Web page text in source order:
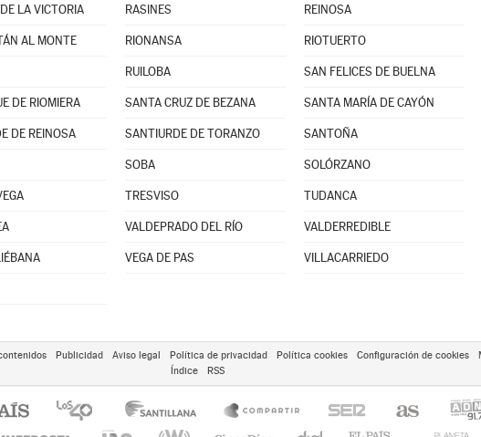
LA VICTORIA RASINES REINOSA
AL MONTE RIONANSA RIOTUERTO
RUILOBA SAN FELICES DE BUELNA
DE RIOMIERA SANTA CRUZ DE BEZANA SANTA MARÍA DE CAYÓN
DE REINOSA SANTIURDE DE TORANZO SANTOÑA
SOBA SOLÓRZANO
TRESVISO TUDANCA
VALDEPRADO DEL RÍO VALDERREDIBLE
VEGA DE PAS VILLACARRIEDO
Publicidad Aviso legal Política de privacidad Política cookies Configuración de cookies
Índice
RSS